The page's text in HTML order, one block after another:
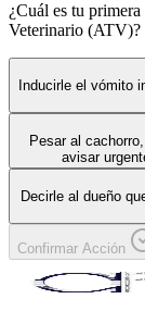
¿Cuál es tu
Veterinario (ATV)?
Inducirle el vómito
Pesar al
avisar
Decirle al dueño
Confirmar Acción